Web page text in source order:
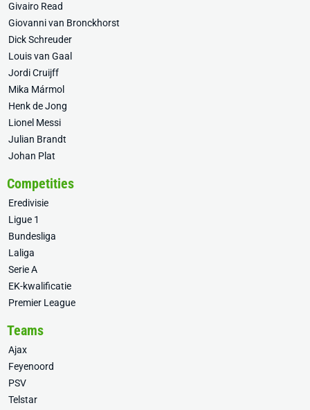
Givairo Read
Giovanni van Bronckhorst
Dick Schreuder
Louis van Gaal
Jordi Cruijff
Mika Mármol
Henk de Jong
Lionel Messi
Julian Brandt
Johan Plat
Competities
Eredivisie
Ligue 1
Bundesliga
Laliga
Serie A
EK-kwalificatie
Premier League
Teams
Ajax
Feyenoord
PSV
Telstar